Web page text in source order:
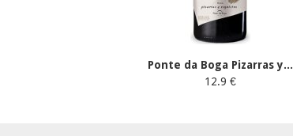
Ponte da Boga Pizarras y...
12.9 €